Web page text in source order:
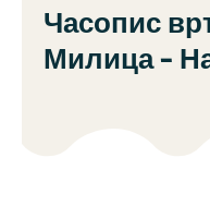
Часопис
Милица –